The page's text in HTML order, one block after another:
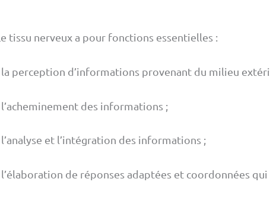
tissu nerveux a pour fonctions essentielles :
la perception d’informations provenant du milieu
l’acheminement des informations ;
l’analyse et l’intégration des informations ;
l’élaboration de réponses adaptées et coordonnées